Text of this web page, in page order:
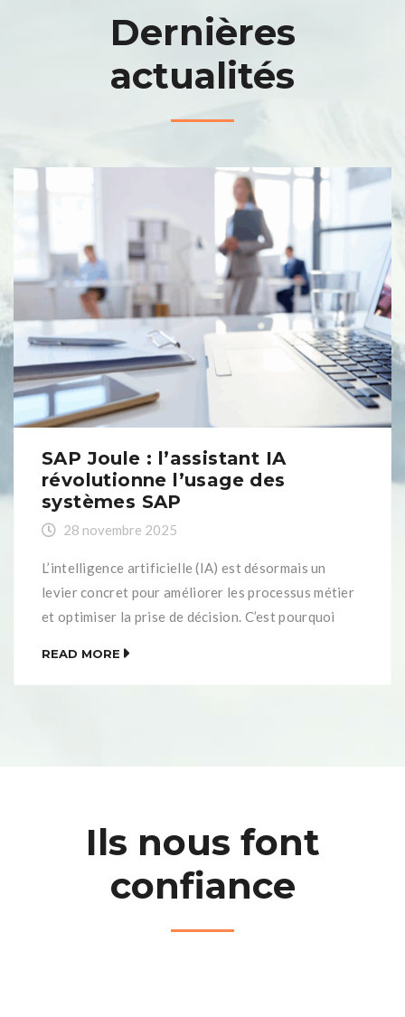
Dernières
actualités
SAP Joule : l’assistant IA
révolutionne l’usage des
systèmes SAP
28 novembre 2025
L’intelligence artificielle (IA) est désormais un
levier concret pour améliorer les processus métier
et optimiser la prise de décision. C’est pourquoi
permet ainsi d’exploiter l’IA directement au sein de
READ MORE
Ils nous font
confiance